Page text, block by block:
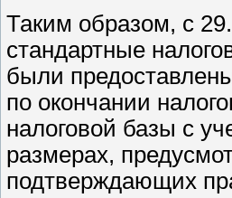
Таким образом, с
стандартные
были
по окончании
налоговой базы с
размерах,
подтверждающих